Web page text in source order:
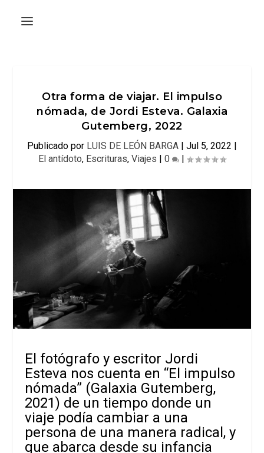
Otra forma de viajar. El impulso
nómada, de Jordi Esteva. Galaxia
Gutemberg, 2022
Publicado por LUIS DE LEÓN BARGA | Jul 5, 2022 |
El antídoto, Escrituras, Viajes | 0 |
El fotógrafo y escritor Jordi
Esteva nos cuenta en “El impulso
nómada” (Galaxia Gutemberg,
2021) de un tiempo donde un
viaje podía cambiar a una
persona de una manera radical, y
que abarca desde su infancia